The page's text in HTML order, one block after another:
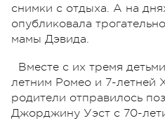
снимки с отдыха. А на
опубликовала
мамы Дэвида.
Вместе с их тремя
летним Ромео и 7-летней
родители отправилось
Джорджину Уэст с 70-